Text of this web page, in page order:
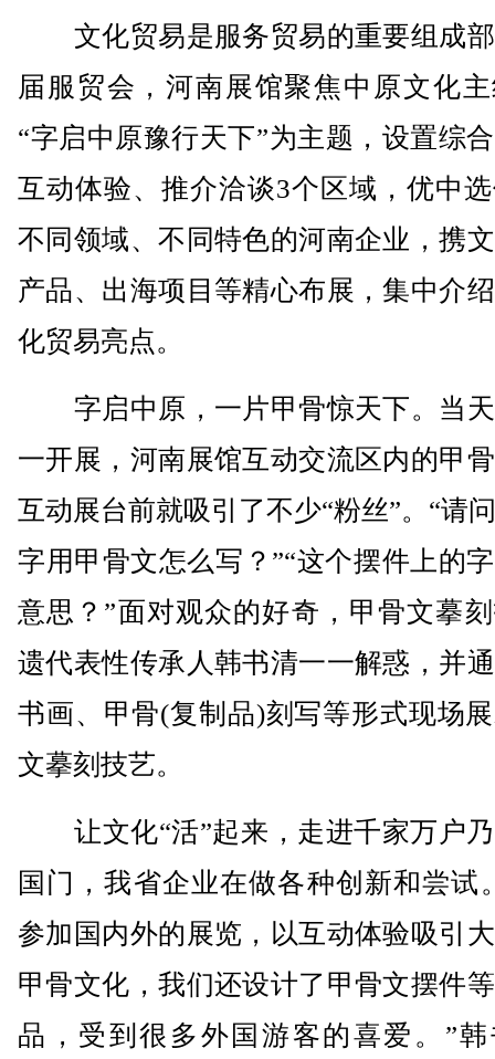
文化贸易是服务贸易的重要组成
届服贸会，河南展馆聚焦中原文化
“字启中原豫行天下”为主题，设置综
互动体验、推介洽谈3个区域，优中
不同领域、不同特色的河南企业，携
产品、出海项目等精心布展，集中介
化贸易亮点。
字启中原，一片甲骨惊天下。当
一开展，河南展馆互动交流区内的甲
互动展台前就吸引了不少“粉丝”。“请
字用甲骨文怎么写？”“这个摆件上的
意思？”面对观众的好奇，甲骨文摹
遗代表性传承人韩书清一一解惑，并
书画、甲骨(复制品)刻写等形式现场
文摹刻技艺。
让文化“活”起来，走进千家万户
国门，我省企业在做各种创新和尝试
参加国内外的展览，以互动体验吸引
甲骨文化，我们还设计了甲骨文摆件
品，受到很多外国游客的喜爱。”